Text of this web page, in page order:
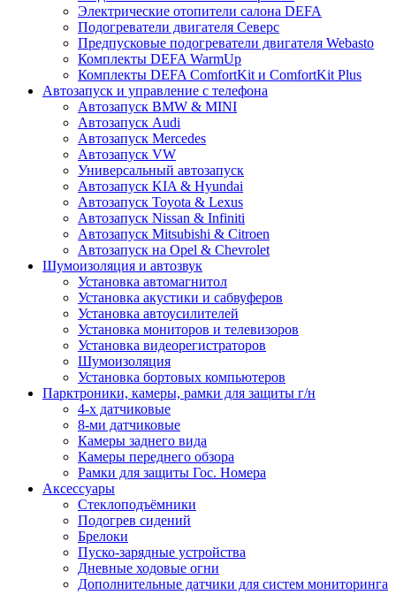
Электрические отопители салона DEFA
Подогреватели двигателя Северс
Предпусковые подогреватели двигателя Webasto
Комплекты DEFA WarmUp
Комплекты DEFA ComfortKit и ComfortKit Plus
Автозапуск и управление с телефона
Автозапуск BMW & MINI
Автозапуск Audi
Автозапуск Mercedes
Автозапуск VW
Универсальный автозапуск
Автозапуск KIA & Hyundai
Автозапуск Toyota & Lexus
Автозапуск Nissan & Infiniti
Автозапуск Mitsubishi & Citroen
Автозапуск на Opel & Chevrolet
Шумоизоляция и автозвук
Установка автомагнитол
Установка акустики и сабвуферов
Установка автоусилителей
Установка мониторов и телевизоров
Установка видеорегистраторов
Шумоизоляция
Установка бортовых компьютеров
Парктроники, камеры, рамки для защиты г/н
4-х датчиковые
8-ми датчиковые
Камеры заднего вида
Камеры переднего обзора
Рамки для защиты Гос. Номера
Аксессуары
Стеклоподъёмники
Подогрев сидений
Брелоки
Пуско-зарядные устройства
Дневные ходовые огни
Дополнительные датчики для систем мониторинга